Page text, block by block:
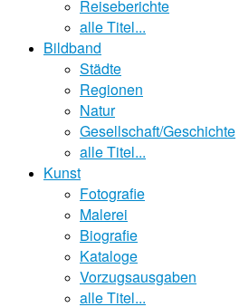
Reiseberichte
alle Titel...
Bildband
Städte
Regionen
Natur
Gesellschaft/Geschichte
alle Titel...
Kunst
Fotografie
Malerei
Biografie
Kataloge
Vorzugsausgaben
alle Titel...